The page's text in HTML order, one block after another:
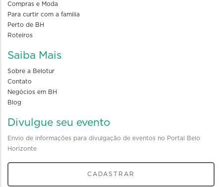
Compras e Moda
Para curtir com a familia
Perto de BH
Roteiros
Saiba Mais
Sobre a Belotur
Contato
Negócios em BH
Blog
Divulgue seu evento
Envio de informações para divulgação de eventos no Portal Belo
Horizonte
CADASTRAR